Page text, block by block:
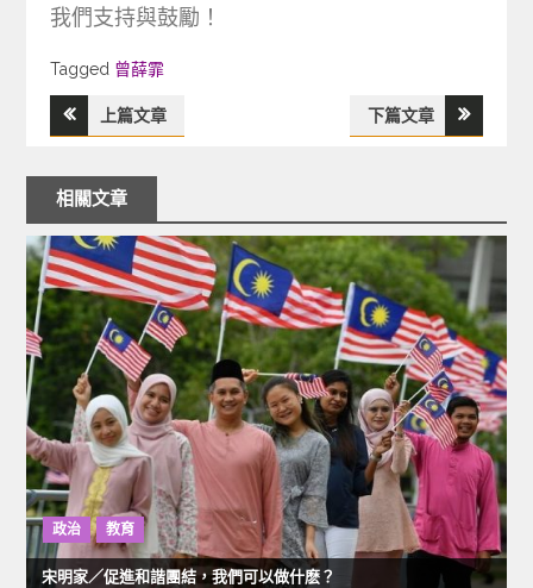
我們支持與鼓勵！
Tagged
Tagged 曾薛霏
文
章
導
覽
上篇文章 下篇文章
相關文章
政治 教育
宋明家／促進和諧團結，我們可以做什麽？